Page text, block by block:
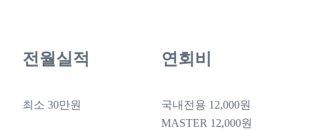
전월실적
최소 30만원
연회비
국내전용 12,000원
MASTER 12,000원